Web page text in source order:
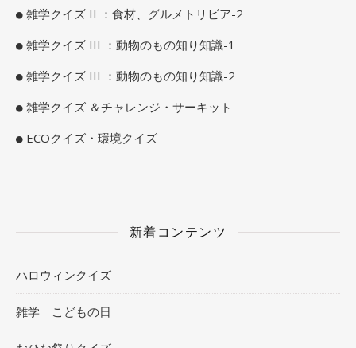
雑学クイズ II ：食材、グルメトリビア-2
雑学クイズ III ：動物のもの知り知識-1
雑学クイズ III ：動物のもの知り知識-2
雑学クイズ ＆チャレンジ・サーキット
ECOクイズ・環境クイズ
新着コンテンツ
ハロウィンクイズ
雑学 こどもの日